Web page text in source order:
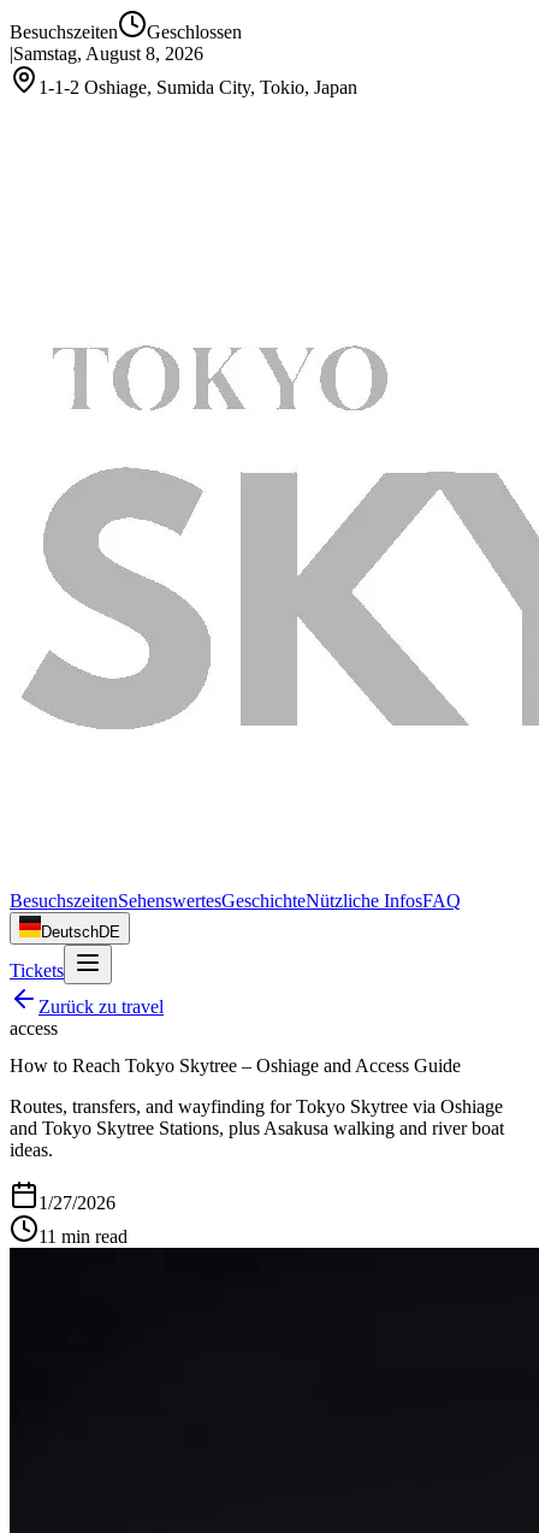
Besuchszeiten
Geschlossen
|Samstag, August 8, 2026
1-1-2 Oshiage, Sumida City, Tokio, Japan
BesuchszeitenSehenswertesGeschichteNützliche InfosFAQ
DeutschDE
Tickets
Zurück zu travel
access
How to Reach Tokyo Skytree – Oshiage and Access Guide
Routes, transfers, and wayfinding for Tokyo Skytree via Oshiage
and Tokyo Skytree Stations, plus Asakusa walking and river boat
ideas.
1/27/2026
11 min read